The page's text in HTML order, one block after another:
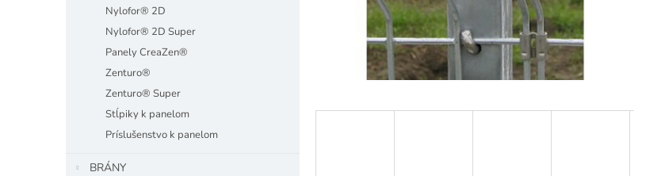
Nylofor® 2D
Nylofor® 2D Super
Panely CreaZen®
Zenturo®
Zenturo® Super
Stĺpiky k panelom
Príslušenstvo k panelom
BRÁNY